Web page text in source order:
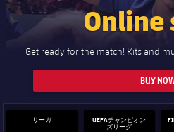
Online
Get ready for the match! Kits and
BUY
リーガ
UEFAチャンピオン
ズリーグ